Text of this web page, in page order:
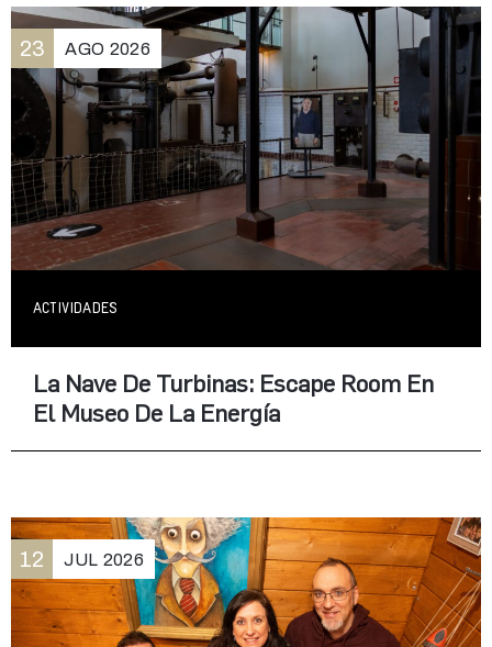
23 AGO 2026
ACTIVIDADES
La Nave De Turbinas: Escape Room En
El Museo De La Energía
12 JUL 2026